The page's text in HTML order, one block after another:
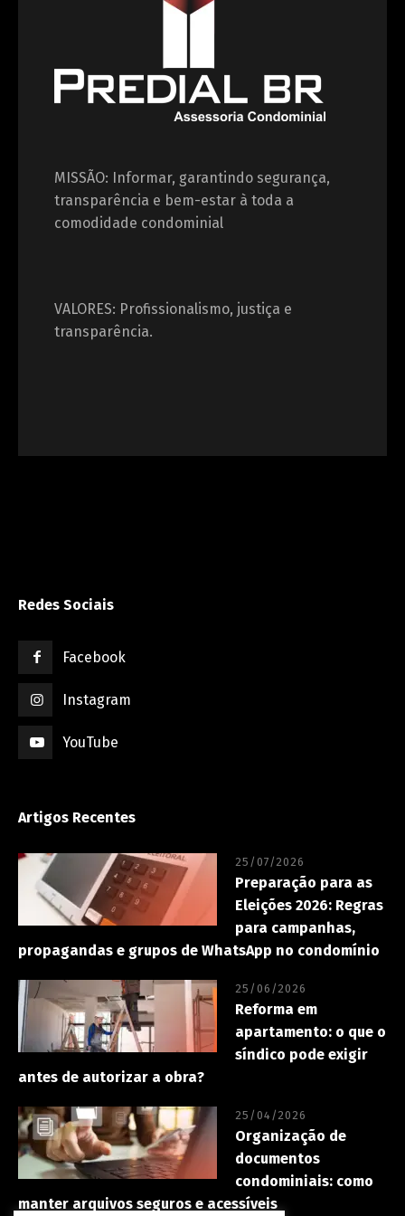
MISSÃO: Informar, garantindo segurança,
transparência e bem-estar à toda a
comodidade condominial
VALORES: Profissionalismo, justiça e
transparência.
Redes Sociais
Facebook
Instagram
YouTube
Artigos Recentes
25/07/2026
Preparação para as
Eleições 2026: Regras
para campanhas,
propagandas e grupos de WhatsApp no condomínio
25/06/2026
Reforma em
apartamento: o que o
síndico pode exigir
antes de autorizar a obra?
25/04/2026
Organização de
documentos
condominiais: como
manter arquivos seguros e acessíveis